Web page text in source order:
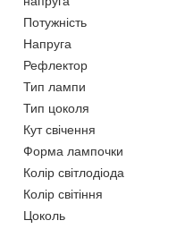
Потужність
Напруга
Рефлектор
Тип лампи
Тип цоколя
Кут свічення
Форма лампочки
Колір світлодіода
Колір світіння
Цоколь